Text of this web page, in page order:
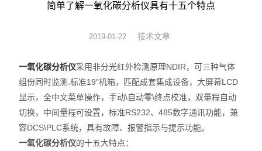
职业卫生与环境安全检测
气体检测仪
环境检测仪
其它
简单了解一氧化碳分析仪具有十五个特点
2019-01-22 技术文章
一氧化碳分析仪采用非分光红外检测原理NDIR，可三种气体
组份同时监测.标准19"机箱，匹配成套集成设备，大屏幕LCD
显示，全中文菜单操作，手动\自动零\终点校准，双量程自动
切换，中间量程可设置，标准RS232、485数字通讯功能，兼
容DCS\PLC系统，具有故障、报警指示与提示功能。
一氧化碳分析仪的十五大特点：